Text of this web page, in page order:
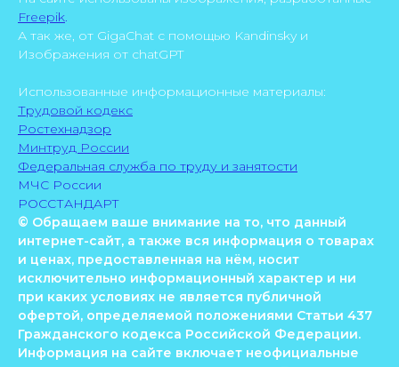
Freepik.
А так же, от GigaChat с помощью Kandinsky и
Изображения от chatGPT
Использованные информационные материалы:
Трудовой кодекс
Ростехнадзор
Минтруд России
Федеральная служба по труду и занятости
МЧС России
РОССТАНДАРТ
© Обращаем ваше внимание на то, что данный
интернет-сайт, а также вся информация о товарах
и ценах, предоставленная на нём, носит
исключительно информационный характер и ни
при каких условиях не является публичной
офертой, определяемой положениями Статьи 437
Гражданского кодекса Российской Федерации.
Информация на сайте включает неофициальные